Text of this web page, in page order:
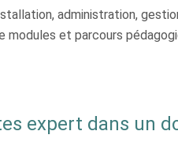
administration,
modules et parcours
expert dans un